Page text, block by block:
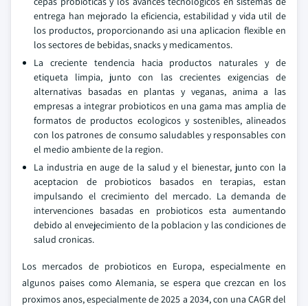
entrega han mejorado la eficiencia, estabilidad y vida util de
los productos, proporcionando asi una aplicacion flexible en
los sectores de bebidas, snacks y medicamentos.
La creciente tendencia hacia productos naturales y de
etiqueta limpia, junto con las crecientes exigencias de
alternativas basadas en plantas y veganas, anima a las
empresas a integrar probioticos en una gama mas amplia de
formatos de productos ecologicos y sostenibles, alineados
con los patrones de consumo saludables y responsables con
el medio ambiente de la region.
La industria en auge de la salud y el bienestar, junto con la
aceptacion de probioticos basados en terapias, estan
impulsando el crecimiento del mercado. La demanda de
intervenciones basadas en probioticos esta aumentando
debido al envejecimiento de la poblacion y las condiciones de
salud cronicas.
Los mercados de probioticos en Europa, especialmente en
algunos paises como Alemania, se espera que crezcan en los
proximos anos, especialmente de 2025 a 2034, con una CAGR del